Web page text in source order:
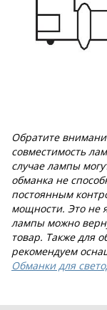
Обратите
совместимость
случае лампы
обманка не
постоянным
мощности. Это не
лампы можно
товар. Также для
рекомендуем
Обманки для